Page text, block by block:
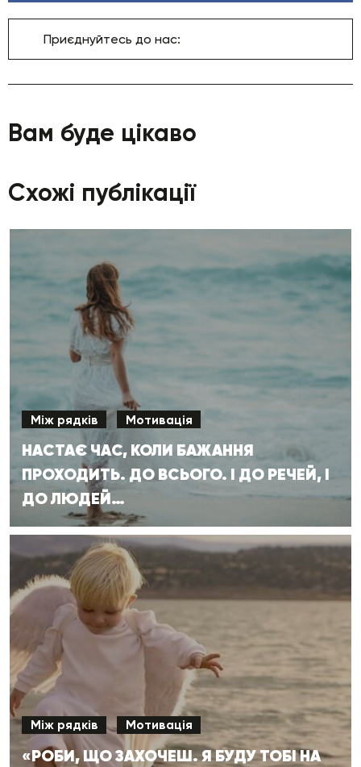
Приєднуйтесь до нас:
Вам буде цікаво
Схожі публікації
Між рядків Мотивація
НАСТАЄ ЧАС, КОЛИ БАЖАННЯ
ПРОХОДИТЬ. ДО ВСЬОГО. І ДО РЕЧЕЙ, І
ДО ЛЮДЕЙ…
Між рядків Мотивація
«РОБИ, ЩО ЗАХОЧЕШ. Я БУДУ ТОБІ НА